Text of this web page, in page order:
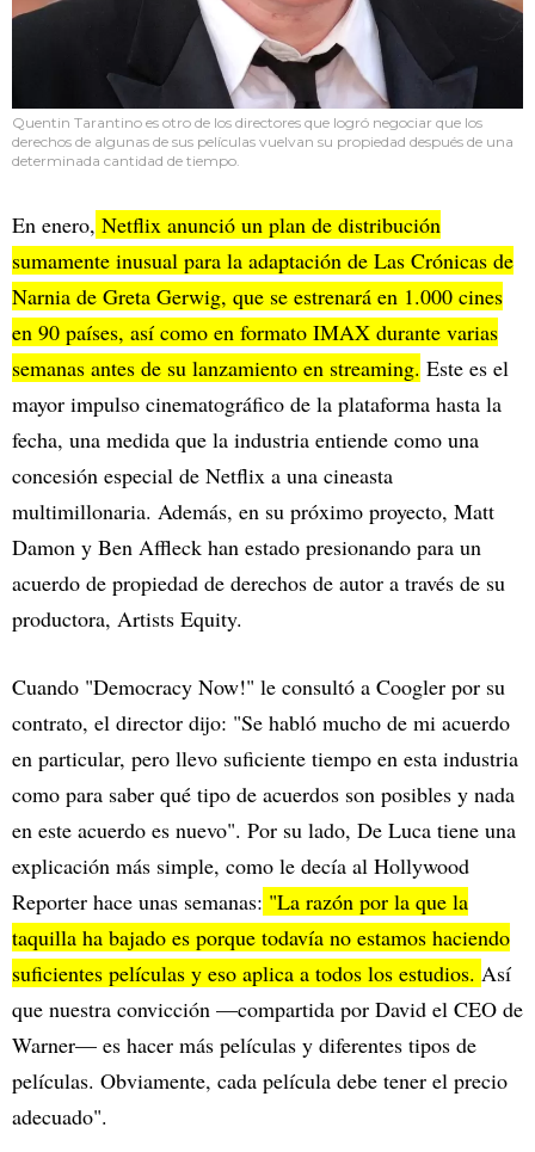
Quentin Tarantino es otro de los directores que logró negociar que los
derechos de algunas de sus películas vuelvan su propiedad después de una
determinada cantidad de tiempo.
En enero, Netflix anunció un plan de distribución
sumamente inusual para la adaptación de Las Crónicas de
Narnia de Greta Gerwig, que se estrenará en 1.000 cines
en 90 países, así como en formato IMAX durante varias
semanas antes de su lanzamiento en streaming. Este es el
mayor impulso cinematográfico de la plataforma hasta la
fecha, una medida que la industria entiende como una
concesión especial de Netflix a una cineasta
multimillonaria. Además, en su próximo proyecto, Matt
Damon y Ben Affleck han estado presionando para un
acuerdo de propiedad de derechos de autor a través de su
productora, Artists Equity.
Cuando "Democracy Now!" le consultó a Coogler por su
contrato, el director dijo: "Se habló mucho de mi acuerdo
en particular, pero llevo suficiente tiempo en esta industria
como para saber qué tipo de acuerdos son posibles y nada
en este acuerdo es nuevo". Por su lado, De Luca tiene una
explicación más simple, como le decía al Hollywood
Reporter hace unas semanas: "La razón por la que la
taquilla ha bajado es porque todavía no estamos haciendo
suficientes películas y eso aplica a todos los estudios. Así
que nuestra convicción —compartida por David el CEO de
Warner— es hacer más películas y diferentes tipos de
películas. Obviamente, cada película debe tener el precio
adecuado".